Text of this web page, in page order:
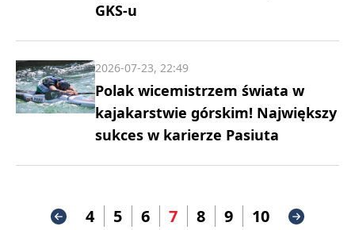
GKS-u
Polak wicemistrzem świata w
kajakarstwie górskim! Największy
sukces w karierze Pasiuta
2026-07-23, 22:49
4 5 6 7 8 9 10